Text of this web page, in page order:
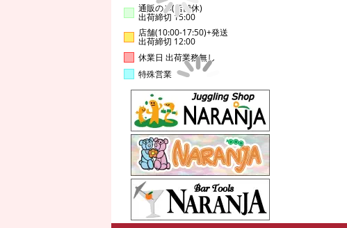
通販のみ(店舗休)
出荷締切 15:00
店舗(10:00-17:50)+発送
出荷締切 12:00
休業日 出荷業務無し
特殊営業